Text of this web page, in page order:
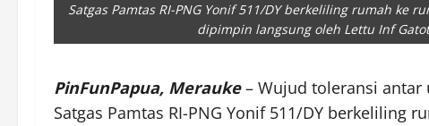
Satgas Pamtas RI-PNG Yonif 511/DY berkeliling rumah ke
dipimpin langsung oleh Lettu Inf Gatot
PinFunPapua, Merauke– Wujud toleransi antar
Satgas Pamtas RI-PNG Yonif 511/DY berkeliling